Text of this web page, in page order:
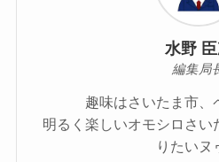
水野
編集局
趣味はさいたま市、
明るく楽しいオモシロさ
りたいヌ